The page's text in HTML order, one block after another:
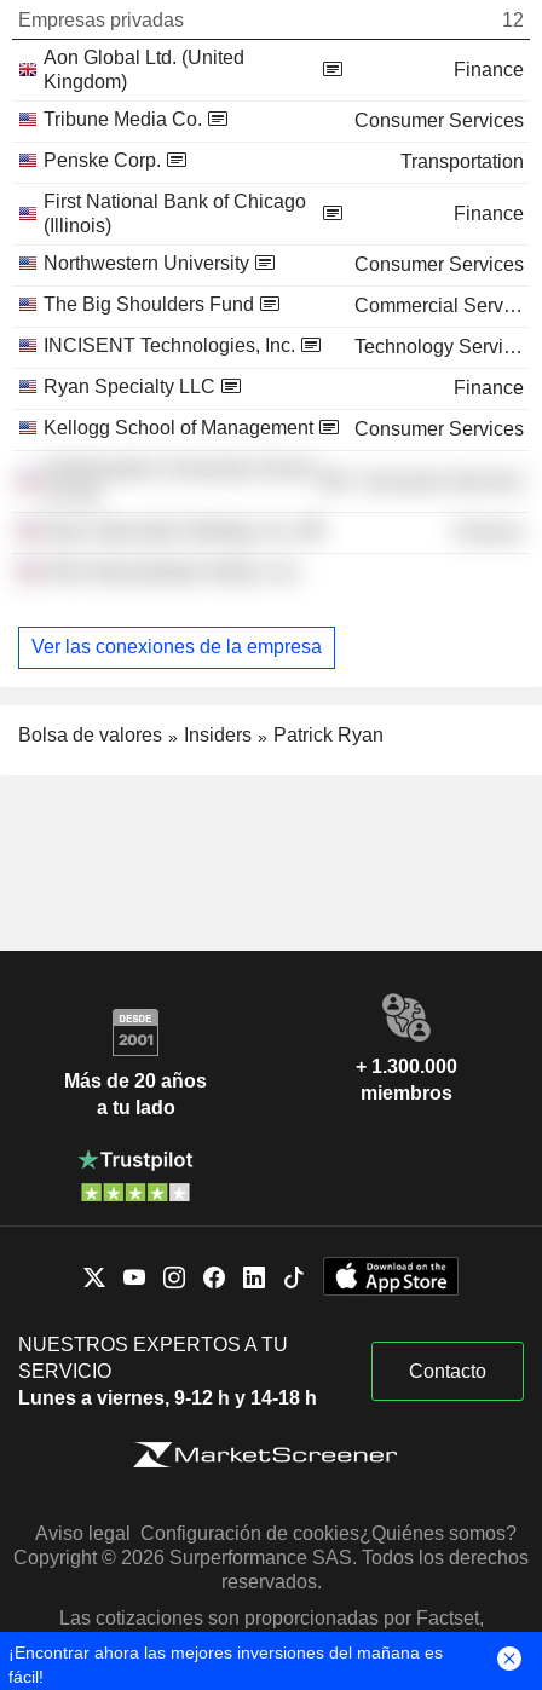
Empresas privadas
12
Aon Global Ltd. (United
Kingdom)
Finance
Tribune Media Co.
Consumer Services
Penske Corp.
Transportation
First National Bank of Chicago
(Illinois)
Finance
Northwestern University
Consumer Services
The Big Shoulders Fund
Commercial Services
INCISENT Technologies, Inc.
Technology Services
Ryan Specialty LLC
Finance
Kellogg School of Management
Consumer Services
Ver las conexiones de la empresa
Bolsa de valores Insiders Patrick Ryan
Más de 20 años
a tu lado
+ 1.300.000
miembros
NUESTROS EXPERTOS A TU
SERVICIO
Lunes a viernes, 9-12 h y 14-18 h
Contacto
Aviso legal Configuración de cookies¿Quiénes somos?
Copyright © 2026 Surperformance SAS. Todos los derechos
reservados.
Las cotizaciones son proporcionadas por Factset,
Morningstar y S&P Capital IQ
¡Encontrar ahora las mejores inversiones del mañana es
fácil!